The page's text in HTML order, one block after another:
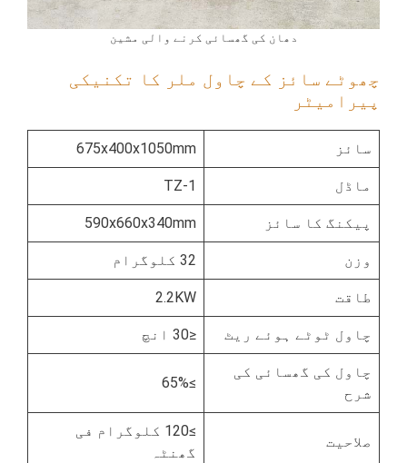
دھان کی گھسائی کرنے والی مشین
چھوٹے سائز کے چاول ملر کا تکنیکی
پیرامیٹر
سائز 675x400x1050mm
ماڈل TZ-1
پیکنگ کا سائز 590x660x340mm
وزن 32 کلوگرام
طاقت 2.2KW
چاول ٹوٹے ہوئے ریٹ ≤30 انچ
چاول کی گھسائی کی
شرح
≥65%
صلاحیت
≥120 کلوگرام فی
گھنٹہ